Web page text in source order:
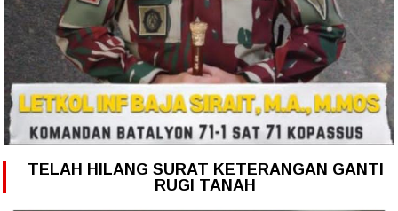
TELAH HILANG SURAT KETERANGAN GANTI
RUGI TANAH